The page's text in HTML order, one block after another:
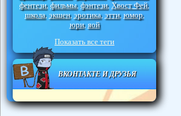
фентези, фильмы, фэнтези, Хвост Фей,
школа, экшен, эротика, этти, юмор,
юри, яой
Показать все теги
ВКОНТАКТЕ И ДРУЗЬЯ